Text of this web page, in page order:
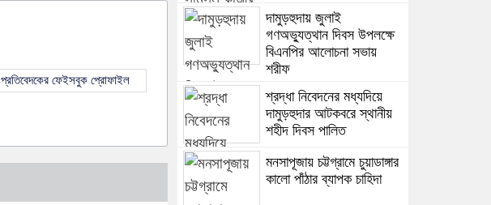
প্রতিবেদকের ফেইসবুক প্রোফাইল
দামুড়হুদায় জুলাই
গণঅভ্যুত্থান দিবস উপলক্ষে
বিএনপির আলোচনা সভায়
শরীফ
শ্রদ্ধা নিবেদনের মধ্যদিয়ে
দামুড়হুদার আটকবরে স্থানীয়
শহীদ দিবস পালিত
মনসাপূজায় চট্টগ্রামে চুয়াডাঙ্গার
কালো পাঁঠার ব্যাপক চাহিদা